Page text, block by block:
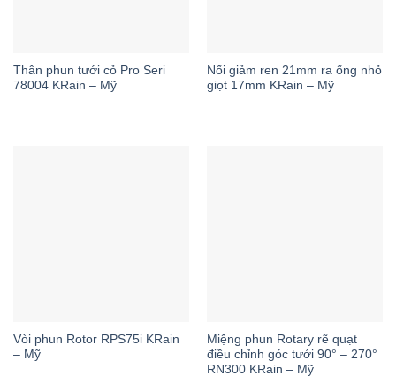
Thân phun tưới cỏ Pro Seri
78004 KRain – Mỹ
Nối giảm ren 21mm ra ống nhỏ
giọt 17mm KRain – Mỹ
Vòi phun Rotor RPS75i KRain
– Mỹ
Miệng phun Rotary rẽ quạt
điều chỉnh góc tưới 90° – 270°
RN300 KRain – Mỹ